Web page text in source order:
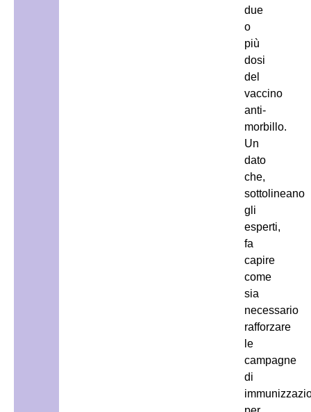
due
o
più
dosi
del
vaccino
anti-
morbillo.
Un
dato
che,
sottolineano
gli
esperti,
fa
capire
come
sia
necessario
rafforzare
le
campagne
di